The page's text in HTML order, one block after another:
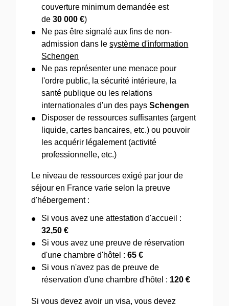
couverture minimum demandée est
de30 000 €)
Ne pas être signalé aux fins de non-
admission dans lesystème d'information
Schengen
Ne pas représenter une menace pour
l'ordre public, la sécurité intérieure, la
santé publique ou les relations
internationales d'un des paysSchengen
Disposer de ressources suffisantes (argent
liquide, cartes bancaires, etc.) ou pouvoir
les acquérir légalement (activité
professionnelle, etc.)
Le niveau de ressources exigé par jour de
séjour en France varie selon la preuve
d'hébergement :
Si vous avez une attestation d'accueil :
32,50 €
Si vous avez une preuve de réservation
d'une chambre d'hôtel :65 €
Si vous n'avez pas de preuve de
réservation d'une chambre d'hôtel : 120 €
Si vous devez avoir un visa, vous devez